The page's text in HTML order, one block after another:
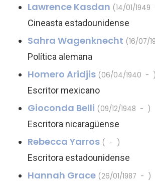
Lawrence Kasdan (14/01/
Cineasta estadounidense
Sahra Wagenknecht (16/07/
Política alemana
Homero Aridjis (06/04/1940 - )
Escritor mexicano
Gioconda Belli (09/12/1948 - )
Escritora nicaragüense
Rebecca Yarros ( - )
Escritora estadounidense
Hannah Grace (26/01/1987 - )